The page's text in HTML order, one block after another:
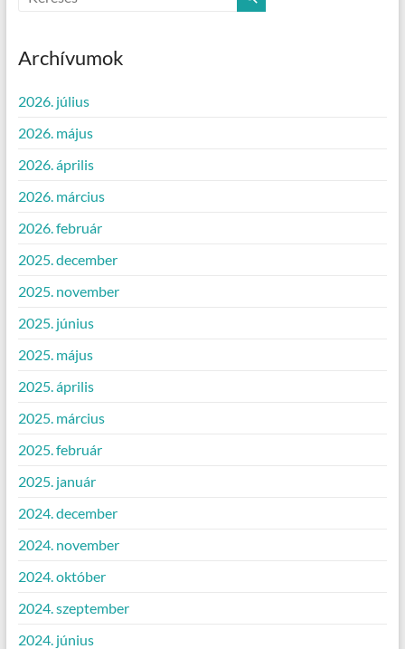
Archívumok
2026. július
2026. május
2026. április
2026. március
2026. február
2025. december
2025. november
2025. június
2025. május
2025. április
2025. március
2025. február
2025. január
2024. december
2024. november
2024. október
2024. szeptember
2024. június